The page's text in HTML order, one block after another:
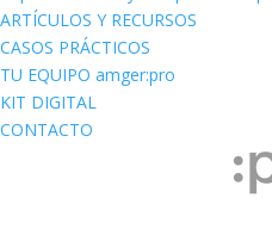
ARTÍCULOS Y RECURSOS
CASOS PRÁCTICOS
TU EQUIPO amger:pro
KIT DIGITAL
CONTACTO